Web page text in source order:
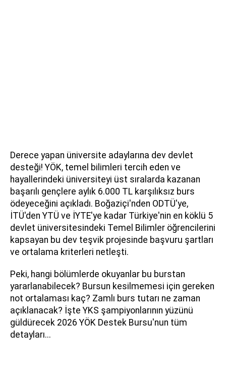
Derece yapan üniversite adaylarına dev devlet
desteği! YÖK, temel bilimleri tercih eden ve
hayallerindeki üniversiteyi üst sıralarda kazanan
başarılı gençlere aylık 6.000 TL karşılıksız burs
ödeyeceğini açıkladı. Boğaziçi'nden ODTÜ'ye,
İTÜ'den YTÜ ve İYTE'ye kadar Türkiye'nin en köklü 5
devlet üniversitesindeki Temel Bilimler öğrencilerini
kapsayan bu dev teşvik projesinde başvuru şartları
ve ortalama kriterleri netleşti.
Peki, hangi bölümlerde okuyanlar bu burstan
yararlanabilecek? Bursun kesilmemesi için gereken
not ortalaması kaç? Zamlı burs tutarı ne zaman
açıklanacak? İşte YKS şampiyonlarının yüzünü
güldürecek 2026 YÖK Destek Bursu'nun tüm
detayları...